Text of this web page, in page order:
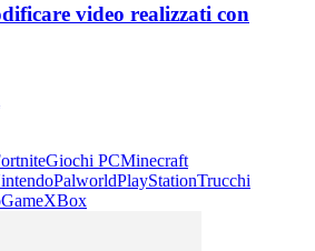
video realizzati con
Giochi PCMinecraft
PalworldPlayStationTrucchi
XBox